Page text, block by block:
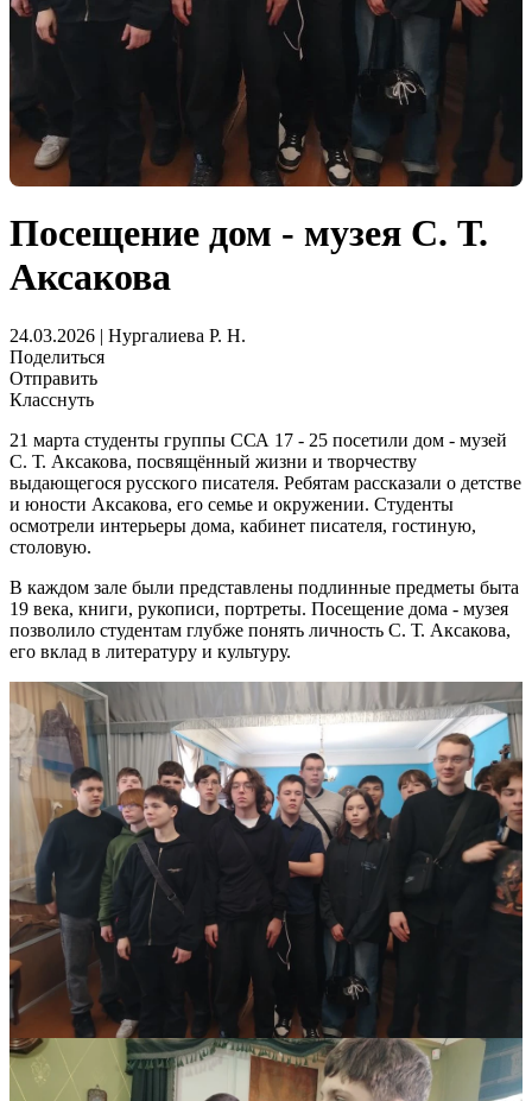
Посещение дом - музея С. Т.
Аксакова
24.03.2026 | Нургалиева Р. Н.
Поделиться
Отправить
Класснуть
21 марта студенты группы ССА 17 - 25 посетили дом - музей
С. Т. Аксакова, посвящённый жизни и творчеству
выдающегося русского писателя. Ребятам рассказали о детстве
и юности Аксакова, его семье и окружении. Студенты
осмотрели интерьеры дома, кабинет писателя, гостиную,
столовую.
В каждом зале были представлены подлинные предметы быта
19 века, книги, рукописи, портреты. Посещение дома - музея
позволило студентам глубже понять личность С. Т. Аксакова,
его вклад в литературу и культуру.